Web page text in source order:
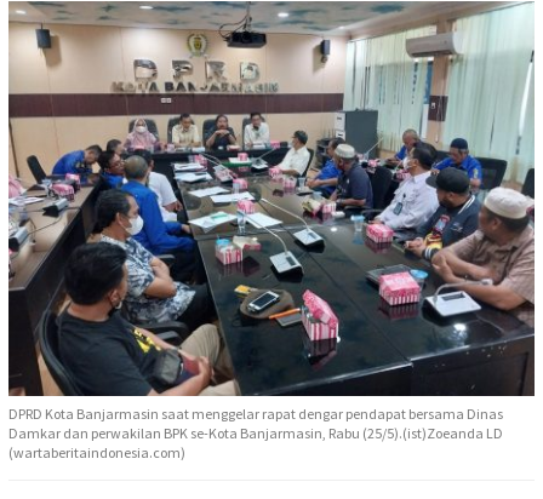
DPRD Kota Banjarmasin saat menggelar rapat dengar pendapat bersama Dinas
Damkar dan perwakilan BPK se-Kota Banjarmasin, Rabu (25/5).(ist)Zoeanda LD
(wartaberitaindonesia.com)